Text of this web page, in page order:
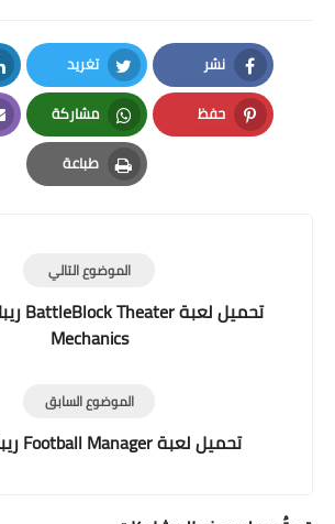
نشر
Facebook
تغريد
Twitter
حفظ
Pinterest
مشاركة
Whatsapp
طباعة
Print
الموضوع التالي
Mechanics
الموضوع السابق
تحميل لعبة Football Manager ريباك Fitgirl